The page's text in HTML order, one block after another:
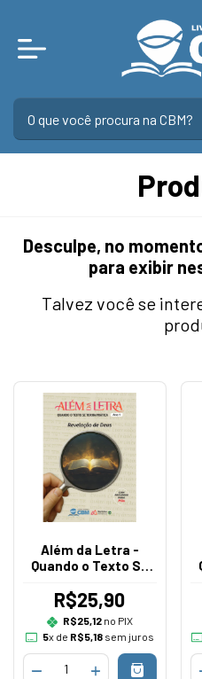
Desculpe, no
para exibir
Talvez você se
Além da Letra -
Quando o Texto Se
Aluno
R$25,90
R$25,12no PIX
5x de R$5,18 sem juros